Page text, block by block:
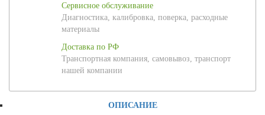
Сервисное обслуживание
Диагностика, калибровка, поверка, расходные
материалы
Доставка по РФ
Транспортная компания, самовывоз, транспорт
нашей компании
ОПИСАНИЕ